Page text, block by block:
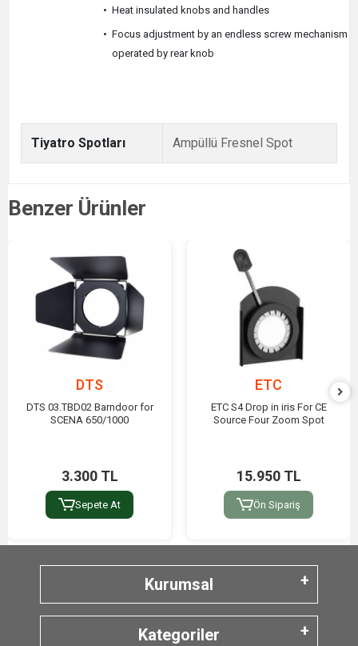
• Heat insulated knobs and handles
• Focus adjustment by an endless screw mechanism
operated by rear knob
Tiyatro Spotları Ampüllü Fresnel Spot
Benzer Ürünler
DTS
DTS 03.TBD02 Barndoor for
SCENA 650/1000
3.300 TL
Sepete At
ETC
ETC S4 Drop in iris For CE
Source Four Zoom Spot
15.950 TL
Ön Sipariş
Kurumsal
Kategoriler